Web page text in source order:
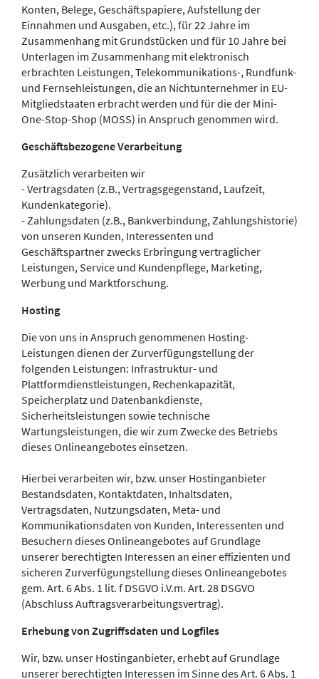
Konten, Belege, Geschäftspapiere, Aufstellung der
Einnahmen und Ausgaben, etc.), für 22 Jahre im
Zusammenhang mit Grundstücken und für 10 Jahre bei
Unterlagen im Zusammenhang mit elektronisch
erbrachten Leistungen, Telekommunikations-, Rundfunk-
und Fernsehleistungen, die an Nichtunternehmer in EU-
Mitgliedstaaten erbracht werden und für die der Mini-
One-Stop-Shop (MOSS) in Anspruch genommen wird.
Geschäftsbezogene Verarbeitung
Zusätzlich verarbeiten wir
- Vertragsdaten (z.B., Vertragsgegenstand, Laufzeit,
Kundenkategorie).
- Zahlungsdaten (z.B., Bankverbindung, Zahlungshistorie)
von unseren Kunden, Interessenten und
Geschäftspartner zwecks Erbringung vertraglicher
Leistungen, Service und Kundenpflege, Marketing,
Werbung und Marktforschung.
Hosting
Die von uns in Anspruch genommenen Hosting-
Leistungen dienen der Zurverfügungstellung der
folgenden Leistungen: Infrastruktur- und
Plattformdienstleistungen, Rechenkapazität,
Speicherplatz und Datenbankdienste,
Sicherheitsleistungen sowie technische
Wartungsleistungen, die wir zum Zwecke des Betriebs
dieses Onlineangebotes einsetzen.
Hierbei verarbeiten wir, bzw. unser Hostinganbieter
Bestandsdaten, Kontaktdaten, Inhaltsdaten,
Vertragsdaten, Nutzungsdaten, Meta- und
Kommunikationsdaten von Kunden, Interessenten und
Besuchern dieses Onlineangebotes auf Grundlage
unserer berechtigten Interessen an einer effizienten und
sicheren Zurverfügungstellung dieses Onlineangebotes
gem. Art. 6 Abs. 1 lit. f DSGVO i.V.m. Art. 28 DSGVO
(Abschluss Auftragsverarbeitungsvertrag).
Erhebung von Zugriffsdaten und Logfiles
Wir, bzw. unser Hostinganbieter, erhebt auf Grundlage
unserer berechtigten Interessen im Sinne des Art. 6 Abs. 1